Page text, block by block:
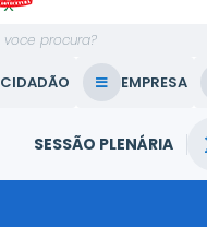
O que voce procura?
CIDADÃO EMPRESA
SESSÃO PLENÁRIA